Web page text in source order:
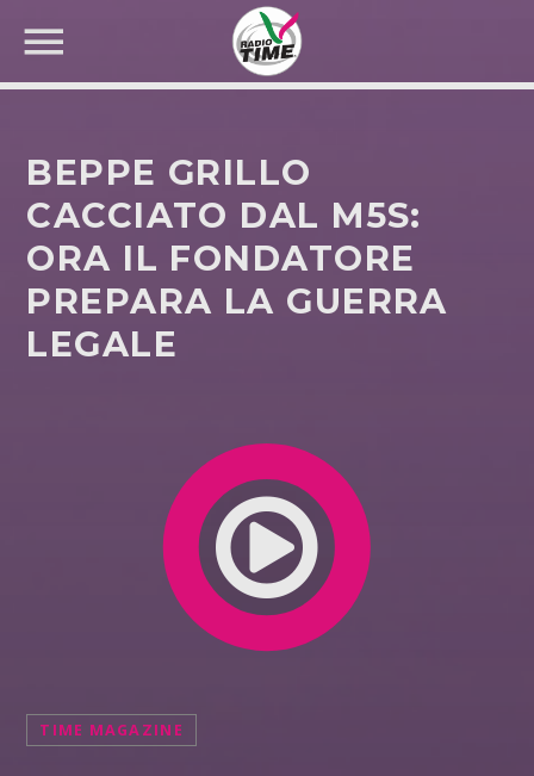
CERCA NEL SITO WEB:
BEPPE GRILLO
CACCIATO DAL M5S:
ORA IL FONDATORE
PREPARA LA GUERRA
LEGALE
TIME MAGAZINE